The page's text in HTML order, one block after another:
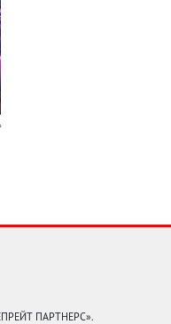
ПАРТНЕРС».